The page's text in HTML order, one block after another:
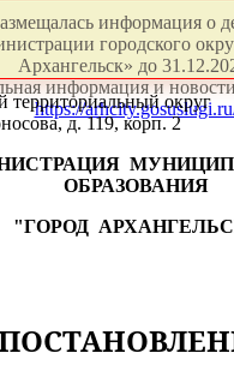
информация о
городского
Архангельск» до
информация и
https://
территориальный округ
д. 119, корп. 2
ОБРАЗОВАНИЯ
"ГОРОД